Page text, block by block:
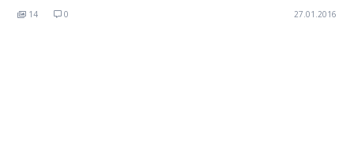
14 0 27.01.2016